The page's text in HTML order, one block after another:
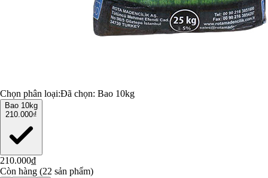
Chọn phân loại:Đã chọn: Bao 10kg
Bao 10kg
210.000₫
210.000₫
Còn hàng (22 sản phẩm)